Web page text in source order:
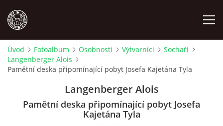
MÍSTOPIS
Úvod Fotoalbum Osobnosti Výtvarníci
Sochaři
Langenberger Alois
Pamětní deska připomínající pobyt Josefa Kajetána Tyla
Langenberger Alois
Pamětní deska připomínající pobyt Josefa
Kajetána Tyla